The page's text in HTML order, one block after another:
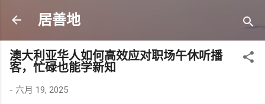
居善地
澳大利亚华人如何高效应对职场午休听播
客，忙碌也能学新知
- 六月 19, 2025